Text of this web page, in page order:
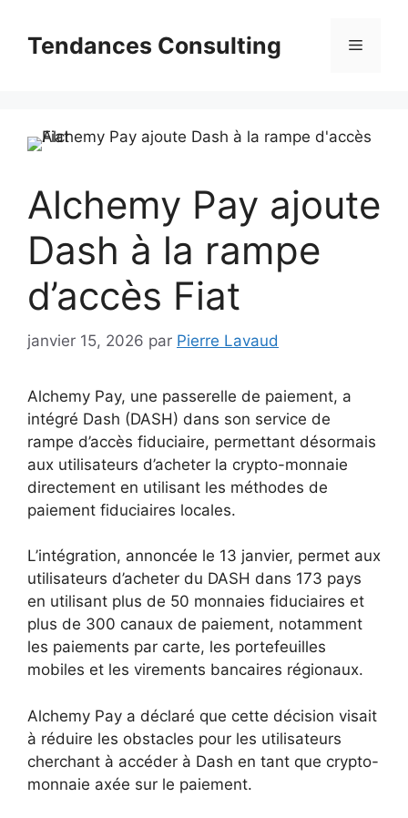
contenuTendances Consulting Menu
Alchemy Pay ajoute
Dash à la rampe
d’accès Fiat
janvier 15, 2026 par Pierre Lavaud
Alchemy Pay, une passerelle de paiement, a
intégré Dash (DASH) dans son service de
rampe d’accès fiduciaire, permettant désormais
aux utilisateurs d’acheter la crypto-monnaie
directement en utilisant les méthodes de
paiement fiduciaires locales.
L’intégration, annoncée le 13 janvier, permet aux
utilisateurs d’acheter du DASH dans 173 pays
en utilisant plus de 50 monnaies fiduciaires et
plus de 300 canaux de paiement, notamment
les paiements par carte, les portefeuilles
mobiles et les virements bancaires régionaux.
Alchemy Pay a déclaré que cette décision visait
à réduire les obstacles pour les utilisateurs
cherchant à accéder à Dash en tant que crypto-
monnaie axée sur le paiement.